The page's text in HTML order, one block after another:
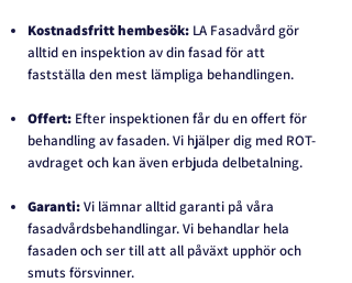
Kostnadsfritt hembesök: LA Fasadvård gör
alltid en inspektion av din fasad för att
fastställa den mest lämpliga behandlingen.
Offert: Efter inspektionen får du en offert för
behandling av fasaden. Vi hjälper dig med ROT-
avdraget och kan även erbjuda delbetalning.
Garanti:Vi lämnar alltid garanti på våra
fasadvårdsbehandlingar. Vi behandlar hela
fasaden och ser till att all påväxt upphör och
smuts försvinner.